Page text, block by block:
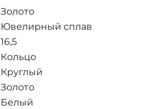
Золото
Ювелирный сплав
16,5
Кольцо
Круглый
Золото
Белый